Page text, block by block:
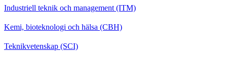
Industriell teknik och management (ITM)
Kemi, bioteknologi och hälsa (CBH)
Teknikvetenskap (SCI)